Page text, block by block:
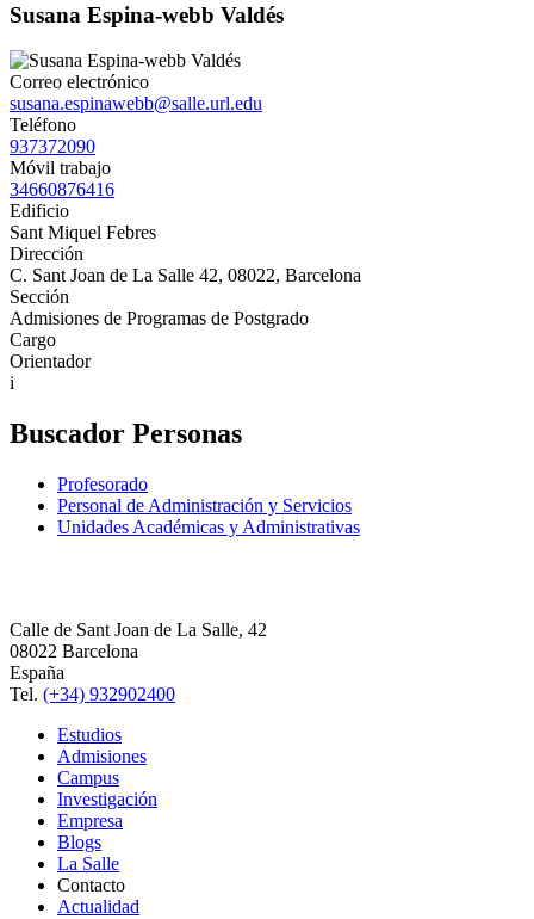
Susana Espina-webb Valdés
Correo electrónico
susana.espinawebb@salle.url.edu
Teléfono
937372090
Móvil trabajo
34660876416
Edificio
Sant Miquel Febres
Dirección
C. Sant Joan de La Salle 42, 08022, Barcelona
Sección
Admisiones de Programas de Postgrado
Cargo
Orientador
i
Buscador Personas
Profesorado
Personal de Administración y Servicios
Unidades Académicas y Administrativas
Calle de Sant Joan de La Salle, 42
08022 Barcelona
España
Tel. (+34) 932902400
Estudios
Admisiones
Campus
Investigación
Empresa
Blogs
La Salle
Contacto
Actualidad